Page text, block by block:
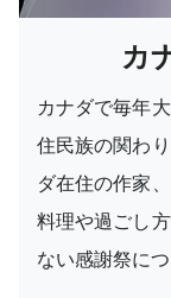
カ
カナダで毎年
住民族の関わ
ダ在住の作家
料理や過ごし
ない感謝祭に